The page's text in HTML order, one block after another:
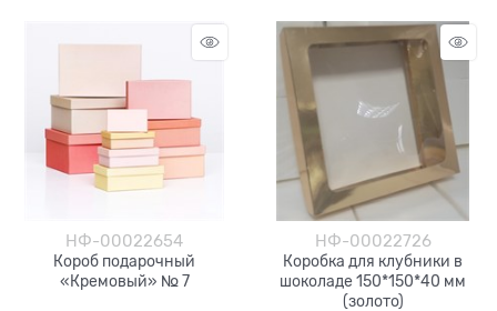
НФ-00022654
Короб подарочный
«Кремовый» № 7
НФ-00022726
Коробка для клубники в
шоколаде 150*150*40 мм
(золото)